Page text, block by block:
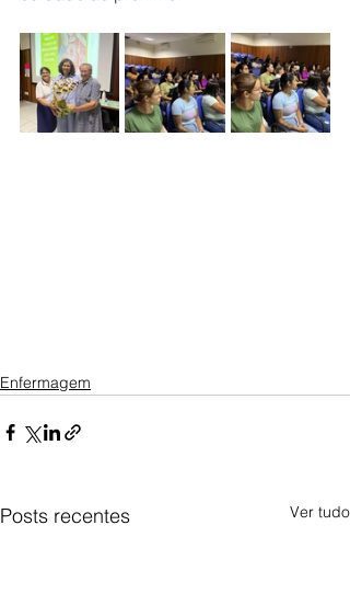
Enfermagem
Posts recentes Ver tudo